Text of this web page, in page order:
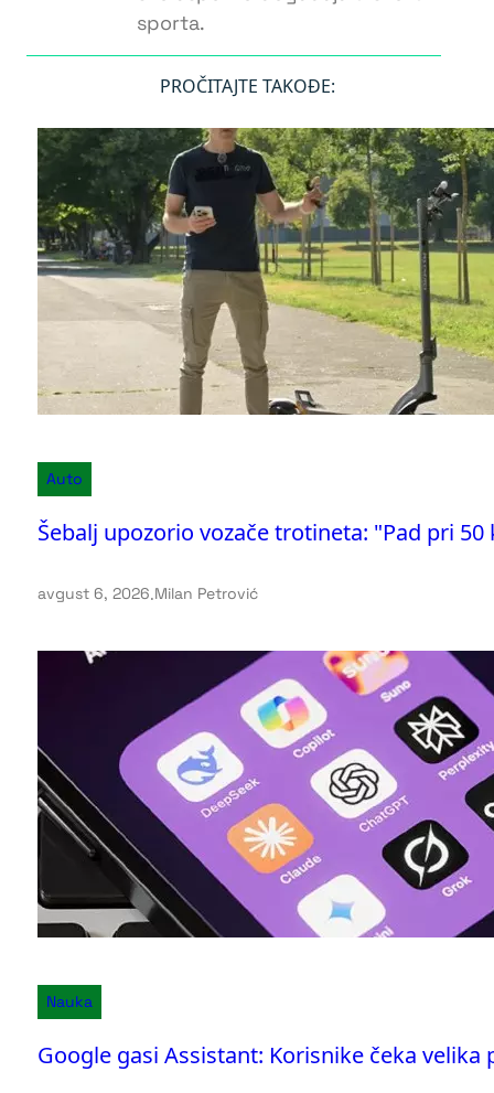
sporta.
PROČITAJTE TAKOĐE:
Auto
Šebalj upozorio vozače trotineta: "Pad pri
avgust 6, 2026.Milan Petrović
Nauka
Google gasi Assistant: Korisnike čeka velika